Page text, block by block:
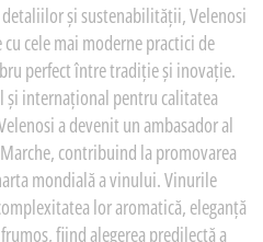
și sustenabilității, Velenosi
cele mai moderne practici de
perfect între tradiție și inovație.
și internațional pentru calitatea
a devenit un ambasador al
contribuind la promovarea
mondială a vinului. Vinurile
lor aromatică, eleganță
fiind alegerea predilectă a